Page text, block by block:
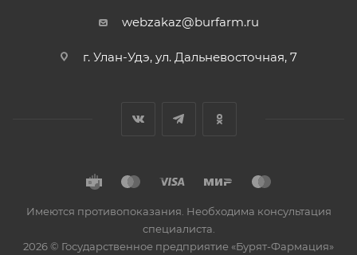
webzakaz@burfarm.ru
г. Улан-Удэ, ул. Дальневосточная, 7
Имеются противопоказания. Необходима консультация
специалиста.
2026 © Государственное предприятие «Бурят-Фармация»